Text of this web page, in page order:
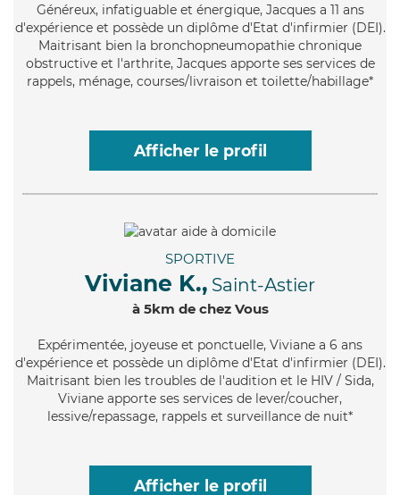
Généreux, infatiguable et énergique, Jacques a 11 ans
d'expérience et possède un diplôme d'Etat d'infirmier (DEI).
Maitrisant bien la bronchopneumopathie chronique
obstructive et l'arthrite, Jacques apporte ses services de
rappels, ménage, courses/livraison et toilette/habillage*
Afficher le profil
SPORTIVE
Viviane K., Saint-Astier
à 5km de chez Vous
Expérimentée, joyeuse et ponctuelle, Viviane a 6 ans
d'expérience et possède un diplôme d'Etat d'infirmier (DEI).
Maitrisant bien les troubles de l'audition et le HIV / Sida,
Viviane apporte ses services de lever/coucher,
lessive/repassage, rappels et surveillance de nuit*
Afficher le profil